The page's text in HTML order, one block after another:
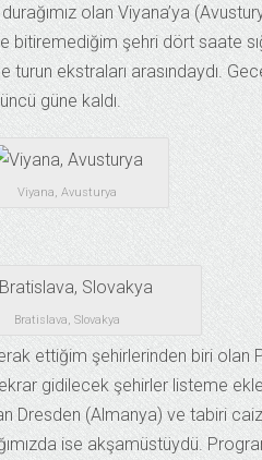
olan Viyana’ya
şehri dört saate
ekstraları arasındaydı.
güne kaldı.
Viyana, Avusturya
Bratislava, Slovakya
ettiğim şehirlerinden biri olan
gidilecek şehirler listeme
Dresden (Almanya) ve tabiri
ise akşamüstüydü.